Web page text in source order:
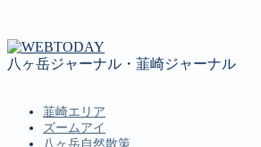
八ヶ岳ジャーナル・韮崎ジャーナル
韮崎エリア
ズームアイ
八ヶ岳自然散策